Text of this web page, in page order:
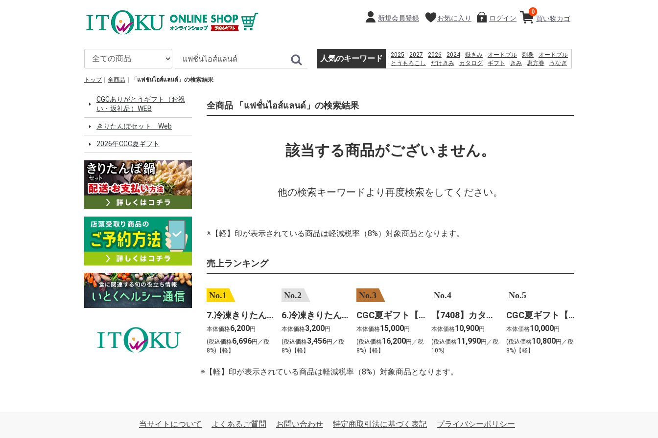
買い物カゴ
0
新規会員登録 お気に入り ログイン
人気のキーワード 2025 2027 2026 2024 嶽きみ オードブル 刺身
オードブル
とうもろこし
だけきみ カタログ ギフト きみ 恵方巻
うなぎ
トップ 全商品 「แฟชั่นไอส์แลนด์」の検索結果
CGCありがとうギフト（お祝
い・返礼品）WEB
きりたんぽセット Web
2026年CGC夏ギフト
全商品 「แฟชั่นไอส์แลนด์」の検索結果
該当する商品がございません。
他の検索キーワードより再度検索をしてください。
※【軽】印が表示されている商品は軽減税率（8%）対象商品となります。
売上ランキング
No.1
7.冷凍きりたんぽセットM 野菜なし 4人前
本体価格6,200円
(税込価格6,696円／税
8%)【軽】
No.2
6.冷凍きりたんぽセットＳ 野菜なし 2人前
本体価格3,200円
(税込価格3,456円／税
8%)【軽】
No.3
CGC夏ギフト【1101】和牛苑 神戸牛・三田和牛食べ比べ(680g)
本体価格15,000円
(税込価格16,200円／税
8%)【軽】
No.4
【7408】カタログギフト ボーベル・クレソン
本体価格10,900円
(税込価格11,990円／税
10%)
No.5
CGC夏ギフト【1202】スギモト 松阪牛焼肉用(420g)
本体価格10,000円
(税込価格10,800円／税
8%)【軽】
※【軽】印が表示されている商品は軽減税率（8%）対象商品となります。
当サイトについて よくあるご質問 お問い合わせ 特定商取引法に基づく表記 プライバシーポリシー